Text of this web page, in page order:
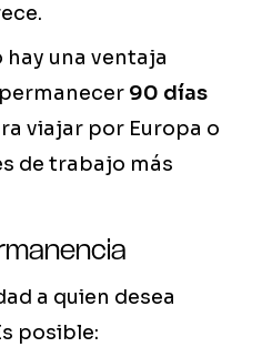
una ventaja
90 días
viajar por Europa o
de trabajo más
a quien desea
posible: